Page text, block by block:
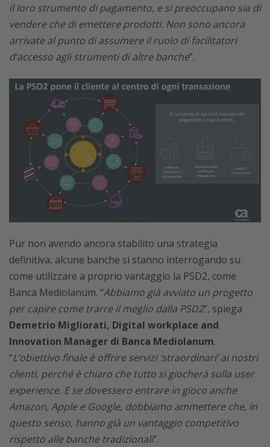
il loro strumento di pagamento, e si preoccupano sia di
vendere che di emettere prodotti. Non sono ancora
arrivate al punto di assumere il ruolo di facilitatori
d’accesso agli strumenti di altre banche”.
Pur non avendo ancora stabilito una strategia
definitiva, alcune banche si stanno interrogando su
come utilizzare a proprio vantaggio la PSD2, come
Banca Mediolanum. “Abbiamo già avviato un progetto
per capire come trarre il meglio dalla PSD2”, spiega
Demetrio Migliorati, Digital workplace and
Innovation Manager di Banca Mediolanum.
“L’obiettivo finale è offrire servizi ‘straordinari’ ai nostri
clienti, perché è chiaro che tutto si giocherà sulla user
experience. E se dovessero entrare in gioco anche
Amazon, Apple e Google, dobbiamo ammettere che, in
questo senso, hanno già un vantaggio competitivo
rispetto alle banche tradizionali”.